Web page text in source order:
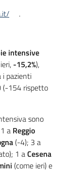
.
intensive
-15,2%),
i pazienti
(-154 rispetto
sono
a Reggio
(-4); 3 a
1 aCesena
(come ieri) e